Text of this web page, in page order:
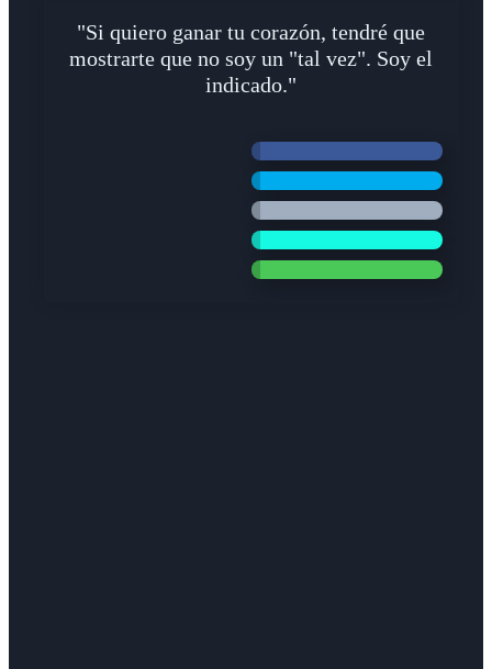
"Si quiero ganar tu corazón, tendré que
mostrarte que no soy un "tal vez". Soy el
indicado."